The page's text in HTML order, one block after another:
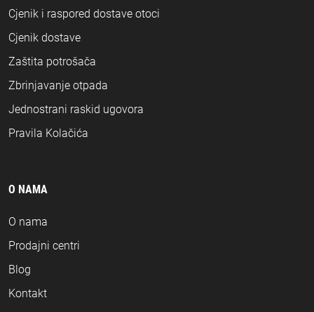
Cjenik i raspored dostave otoci
Cjenik dostave
Zaštita potrošača
Zbrinjavanje otpada
Jednostrani raskid ugovora
Pravila Kolačića
O NAMA
O nama
Prodajni centri
Blog
Kontakt